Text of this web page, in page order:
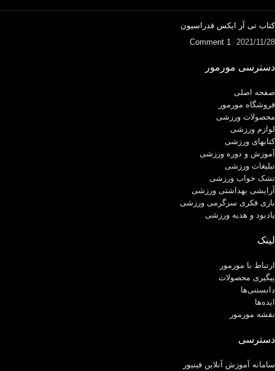
کتاب تی آر ایکس فدراسیون
2021/11/28
1 Comment
دسترسی مورمور
صفحه اصلی
فروشگاه مورمور
محصولات ورزشی
لوازم ورزشی
کتابهای ورزشی
آموزش و دوره ورزشی
تبلیغات ورزشی
تشک خواب ورزشی
آرایشی بهداشتی ورزشی
بازی فکری سرگرمی ورزشی
یادبود و هدیه ورزشی
لینک
ارتباط با مورمور
پیگیری محصولات
دانستنی‌ها
ایده‌ها
نقشه مورمور
دسترسی
سامانه آموزش آنلاین فینیور